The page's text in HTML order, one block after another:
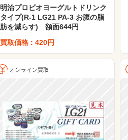
明治プロビオヨーグルトドリンク
タイプ(R-1 LG21 PA-3 お腹の脂
肪を減らす) 額面644円
買取価格 : 420円
オンライン買取